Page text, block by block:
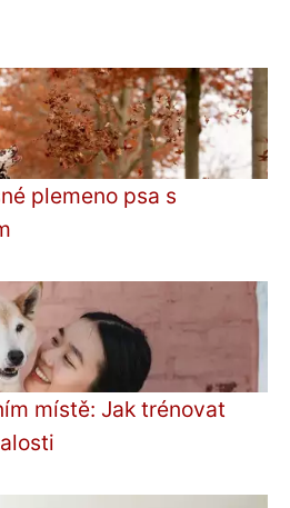
plemeno psa s
místě: Jak trénovat